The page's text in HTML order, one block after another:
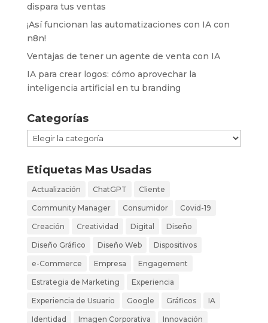
dispara tus ventas
¡Así funcionan las automatizaciones con IA con
n8n!
Ventajas de tener un agente de venta con IA
IA para crear logos: cómo aprovechar la
inteligencia artificial en tu branding
Categorías
Categorías
Etiquetas Mas Usadas
Actualización ChatGPT Cliente
Community Manager Consumidor Covid-19
Creación Creatividad Digital Diseño
Diseño Gráfico Diseño Web Dispositivos
e-Commerce Empresa Engagement
Estrategia de Marketing Experiencia
Experiencia de Usuario Google Gráficos IA
Identidad Imagen Corporativa Innovación